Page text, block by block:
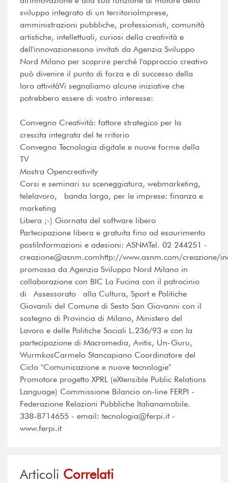
sviluppo integrato di un territorioImprese,
amministrazioni pubbliche, professionisti, comunità
artistiche, intellettuali, curiosi della creatività e
dell'innovazionesono invitati da Agenzia Sviluppo
Nord Milano per scoprire perché l'approccio creativo
può divenire il punto di forza e di successo della
loro attivitàVi segnaliamo alcune iniziative che
potrebbero essere di vostro interesse:
Convegno Creatività: fattore strategico per la
crescita integrata del te rritorio
Convegno Tecnologia digitale e nuove forme della
TV
Mostra Opencreativity
Corsi e seminari su sceneggiatura, webmarketing,
telelavoro, banda larga, per le imprese: finanza e
marketing
Libera ;-) Giornata del software libero
Partecipazione libera e gratuita fino ad esaurimento
postiInformazioni e adesioni: ASNMTel. 02 244251 -
creazione@asnm.comhttp://www.asnm.com/creazione/
promossa da Agenzia Sviluppo Nord Milano in
collaborazione con BIC La Fucina con il patrocinio
di Assessorato alla Cultura, Sport e Politiche
Giovanili del Comune di Sesto San Giovanni con il
sostegno di Provincia di Milano, Ministero del
Lavoro e delle Politiche Sociali L.236/93 e con la
partecipazione di Macromedia, Avitis, Un-Guru,
WurmkosCarmelo Stancapiano Coordinatore del
Ciclo "Comunicazione e nuove tecnologie"
Promotore progetto XPRL (eXtensible Public Relations
Language) Commissione Bilancio on-line FERPI -
Federazione Relazioni Pubbliche Italianamobile.
338-8714655 - email: tecnologia@ferpi.it -
www.ferpi.it
Articoli Correlati